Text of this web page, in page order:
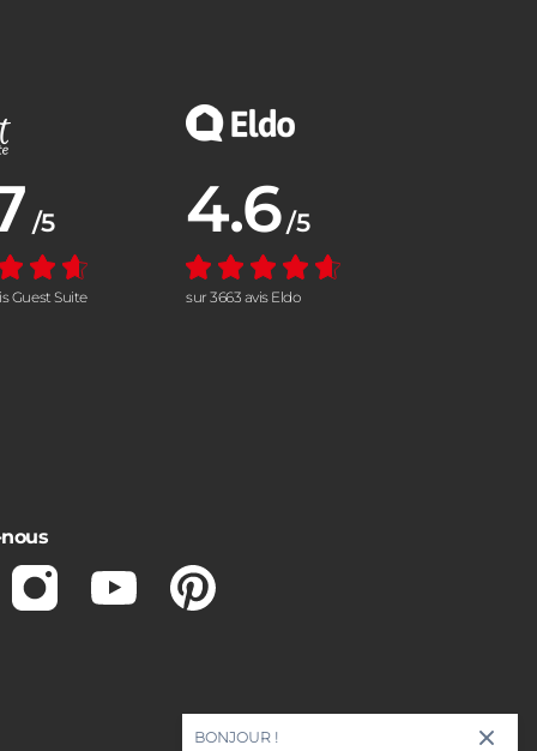
:
/5
Guest Suite
Note moyenne :
4.6 /5
sur 3663 avis Eldo
InstagramYoutubePinterest
BONJOUR !